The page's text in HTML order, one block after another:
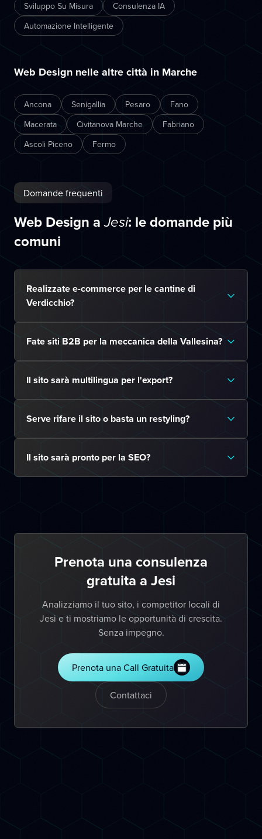
Sviluppo Su Misura
Consulenza IA
Automazione Intelligente
Web Design nelle altre città in Marche
Ancona Senigallia Pesaro
Fano
Macerata
Civitanova Marche
Fabriano
Ascoli Piceno
Fermo
Domande frequenti
Web Design aJesi: le domande più
comuni
Realizzate e-commerce per le cantine di
Verdicchio?
Fate siti B2B per la meccanica della Vallesina?
Il sito sarà multilingua per l'export?
Serve rifare il sito o basta un restyling?
Il sito sarà pronto per la SEO?
Prenota una consulenza
gratuita a Jesi
Analizziamo il tuo sito, i competitor locali di
Jesi e ti mostriamo le opportunità di crescita.
Senza impegno.
Prenota una Call Gratuita
Contattaci